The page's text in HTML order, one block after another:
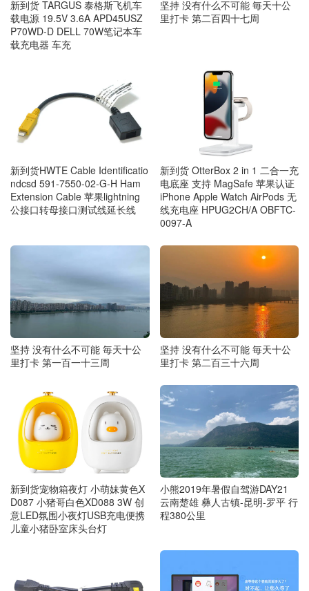
新到货 TARGUS 泰格斯飞机车
载电源 19.5V 3.6A APD45USZ
P70WD-D DELL 70W笔记本车
载充电器 车充
坚持 没有什么不可能 毎天十公
里打卡 第二百四十七周
新到货HWTE Cable Identificatio
ndcsd 591-7550-02-G-H Ham
Extension Cable 苹果lightning
公接口转母接口测试线延长线
新到货 OtterBox 2 in 1 二合一充
电底座 支持 MagSafe 苹果认证
iPhone Apple Watch AirPods 无
线充电座 HPUG2CH/A OBFTC-
0097-A
坚持 没有什么不可能 毎天十公
里打卡 第一百一十三周
坚持 没有什么不可能 毎天十公
里打卡 第二百三十六周
新到货宠物箱夜灯 小萌妹黄色X
D087 小猪哥白色XD088 3W 创
意LED氛围小夜灯USB充电便携
儿童小猪卧室床头台灯
小熊2019年暑假自驾游DAY21
云南楚雄 彝人古镇-昆明-罗平 行
程380公里